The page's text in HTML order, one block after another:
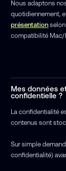
Nous adaptons
quotidiennement,
présentation
compatibilité Mac/
Mes données
confidentielle ?
La confidentialité
contenus sont
Sur simple
confidentialité)